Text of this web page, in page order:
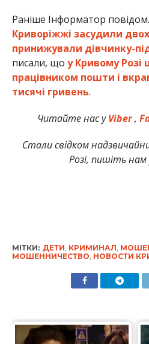
Раніше Інформатор
Криворіжжі засудили
принижували дівчинку-
писали, що у Кривому Розі
працівником пошти і
тисячі гривень.
Читайте нас уViber,
Стали свідком
Розі, пишіть
МІТКИ: ДЕТИ КРИМИНАЛ
МОШЕННИЧЕСТВО НОВОСТИ